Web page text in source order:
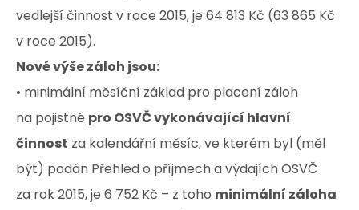
vedlejší činnost v roce 2015, je 64 813 Kč (63 865 Kč
v roce 2015).
Nové výše záloh jsou:
• minimální měsíční základ pro placení záloh
na pojistné pro OSVČ vykonávající hlavní
činnost za kalendářní měsíc, ve kterém byl (měl
být) podán Přehled o příjmech a výdajích OSVČ
za rok 2015, je 6 752 Kč – z toho minimální záloha